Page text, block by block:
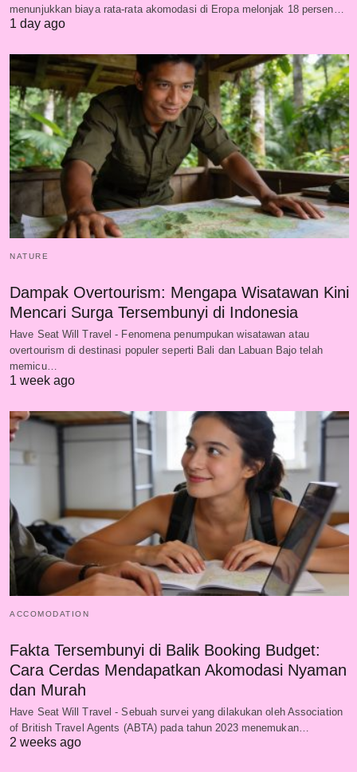
menunjukkan biaya rata-rata akomodasi di Eropa melonjak 18 persen…
1 day ago
NATURE
Dampak Overtourism: Mengapa Wisatawan Kini
Mencari Surga Tersembunyi di Indonesia
Have Seat Will Travel - Fenomena penumpukan wisatawan atau
overtourism di destinasi populer seperti Bali dan Labuan Bajo telah
memicu…
1 week ago
ACCOMODATION
Fakta Tersembunyi di Balik Booking Budget:
Cara Cerdas Mendapatkan Akomodasi Nyaman
dan Murah
Have Seat Will Travel - Sebuah survei yang dilakukan oleh Association
of British Travel Agents (ABTA) pada tahun 2023 menemukan…
2 weeks ago